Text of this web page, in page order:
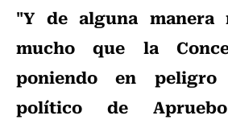
"Y de alguna manera
mucho que la
poniendo en
político de